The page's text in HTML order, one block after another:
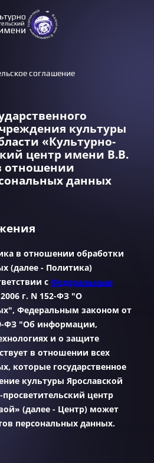
соглашение
культуры
«Культурно-
центр имени В.В.
отношении
данных
в отношении обработки
(далее - Политика)
с Федеральным
г. N 152-ФЗ "О
Федеральным законом от
ФЗ "Об информации,
и о защите
в отношении всех
которые государственное
культуры Ярославской
центр
(далее - Центр) может
персональных данных.